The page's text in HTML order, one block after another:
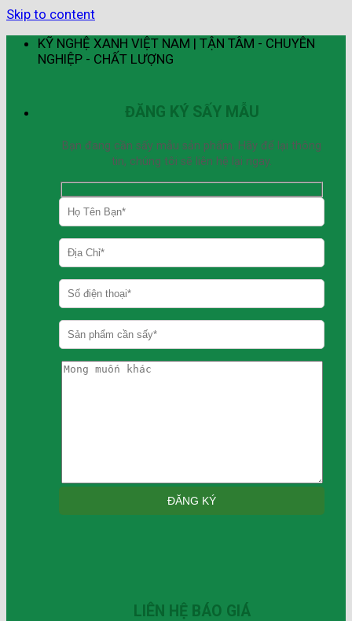
Skip to content
KỸ NGHỆ XANH VIỆT NAM | TẬN TÂM - CHUYÊN
NGHIỆP - CHẤT LƯỢNG
ĐĂNG KÝ SẤY MẪU
Bạn đang cần sấy mẫu sản phẩm. Hãy để lại thông
tin, chúng tôi sẽ liên hệ lại ngay.
LIÊN HỆ BÁO GIÁ